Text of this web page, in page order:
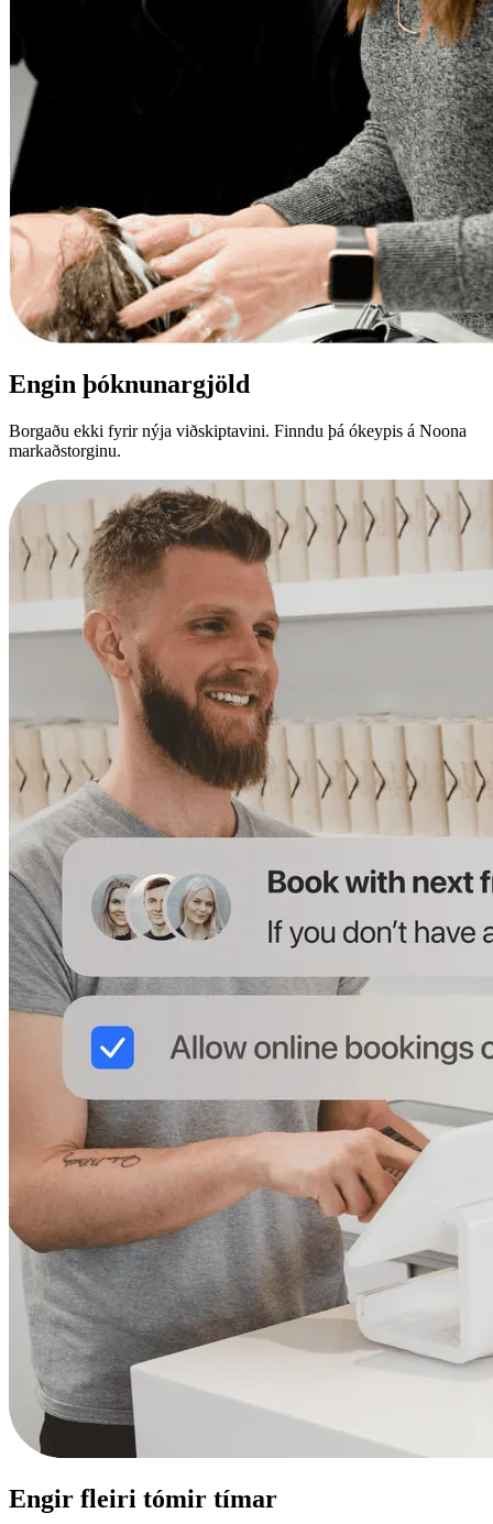
Engin þóknunargjöld
Borgaðu ekki fyrir nýja viðskiptavini. Finndu þá ókeypis á Noona
markaðstorginu.
Engir fleiri tómir tímar